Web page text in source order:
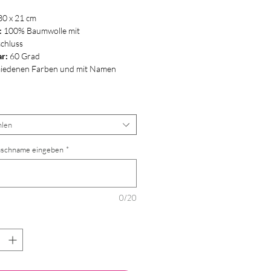
x 21 cm
100% Baumwolle mit
60 Grad
Farben und mit Namen
eingeben *
0/20